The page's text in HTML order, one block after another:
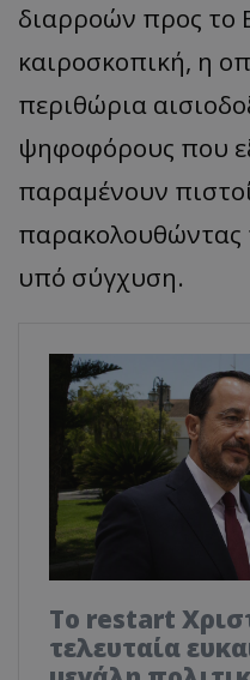
διαρροών προς το
καιροσκοπική, η
περιθώρια
ψηφοφόρους που
παραμένουν
παρακολουθώντας
υπό σύγχυση.
Το restart
τελευταία